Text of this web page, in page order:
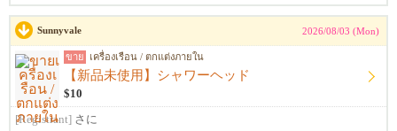
Sunnyvale 2026/08/03 (Mon)
ขาย เครื่องเรือน / ตกแต่งภายใน
【新品未使用】シャワーヘッド
$10
[Registrant] さに